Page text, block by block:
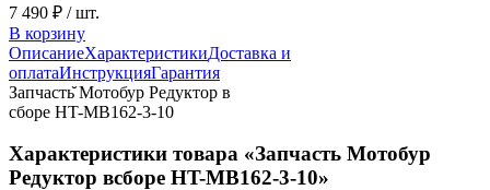
7 490 ₽ / шт.
В корзину
ОписаниеХарактеристикиДоставка и
оплатаИнструкцияГарантия
Запчасть̆ Мотобур Редуктор в
сборе HT-MB162-3-10
Характеристики товара «Запчасть Мотобур
Редуктор всборе HT-MB162-3-10»